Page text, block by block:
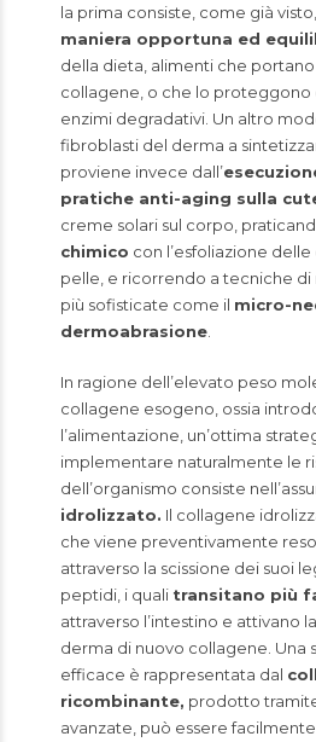
la prima consiste, come già visto,
maniera opportuna ed
della dieta, alimenti che portano
collagene, o che lo proteggono
enzimi degradativi. Un altro
fibroblasti del derma a
proviene invece dall’
pratiche anti-aging sulla
creme solari sul corpo,
chimico con l’esfoliazione
pelle, e ricorrendo a tecniche
più sofisticate come il micro-
dermoabrasione
In ragione dell’elevato peso
collagene esogeno, ossia
l’alimentazione, un’ottima
implementare naturalmente le
dell’organismo consiste
idrolizzato. Il collagene
che viene preventivamente
attraverso la scissione dei suoi
peptidi, i quali transitano più
attraverso l’intestino e attivano
derma di nuovo collagene. Una
efficace è rappresentata dal
ricombinante, prodotto
avanzate, può essere